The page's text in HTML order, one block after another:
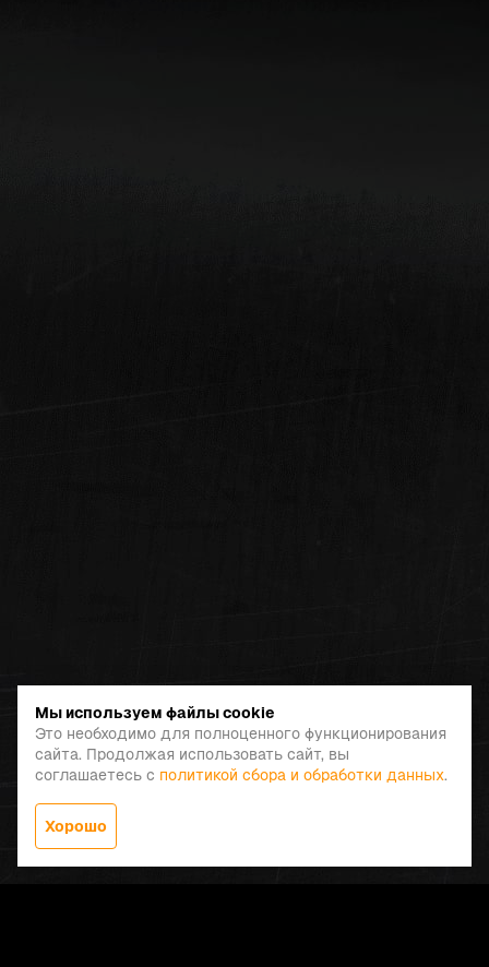
Мы используем файлы cookie
Это необходимо для полноценного функционирования
сайта. Продолжая использовать сайт, вы
соглашаетесь с политикой сбора и обработки данных.
Хорошо